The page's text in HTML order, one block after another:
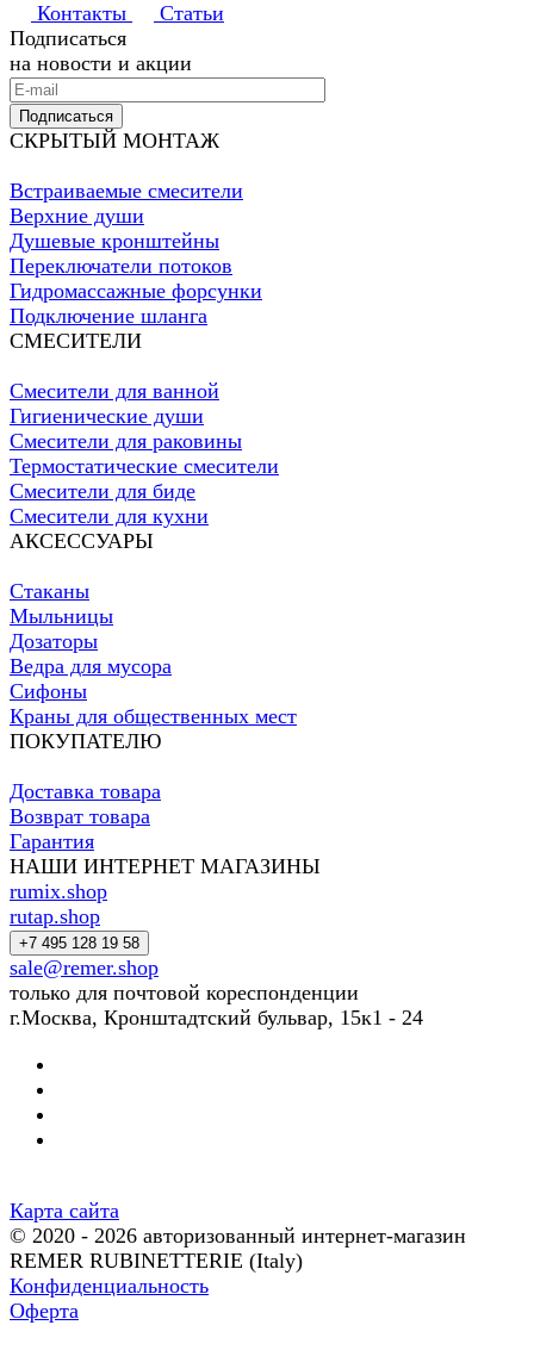
Контакты
Статьи
Подписаться
на новости и акции
Подписаться
СКРЫТЫЙ МОНТАЖ
Встраиваемые смесители
Верхние души
Душевые кронштейны
Переключатели потоков
Гидромассажные форсунки
Подключение шланга
СМЕСИТЕЛИ
Смесители для ванной
Гигиенические души
Смесители для раковины
Термостатические смесители
Смесители для биде
Смесители для кухни
АКСЕССУАРЫ
Стаканы
Мыльницы
Дозаторы
Ведра для мусора
Сифоны
Краны для общественных мест
ПОКУПАТЕЛЮ
Доставка товара
Возврат товара
Гарантия
НАШИ ИНТЕРНЕТ МАГАЗИНЫ
rumix.shop
rutap.shop
+7 495 128 19 58
sale@remer.shop
только для почтовой кореспонденции
г.Москва, Кронштадтский бульвар, 15к1 - 24
Карта сайта
© 2020 - 2026 авторизованный интернет-магазин
REMER RUBINETTERIE (Italy)
Конфиденциальность
Оферта